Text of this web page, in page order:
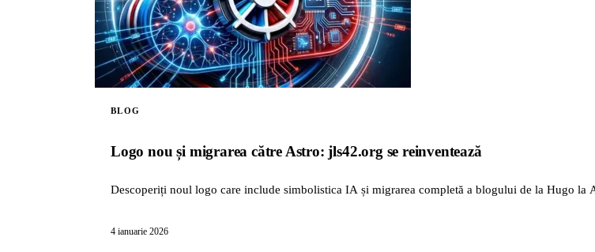
BLOG
Logo nou și migrarea către Astro: jls42.org se reinventează
Descoperiți noul logo care include simbolistica IA și migrarea completă a blogului de la Hugo la
4 ianuarie 2026